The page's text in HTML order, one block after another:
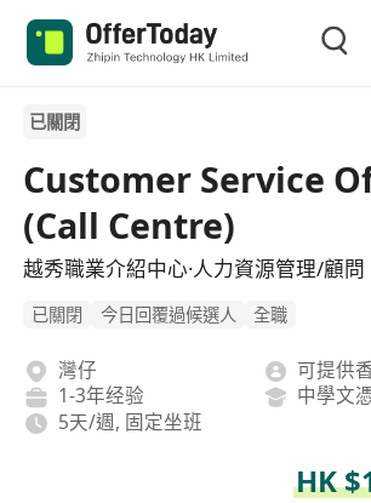
已關閉
Customer Service
(Call Centre)
越秀職業介紹中心·人力資源管理/顧問
已關閉 今日回覆過候選人 全職
灣仔
可提供
1-3年经验
中學文
5天/週, 固定坐班
HK